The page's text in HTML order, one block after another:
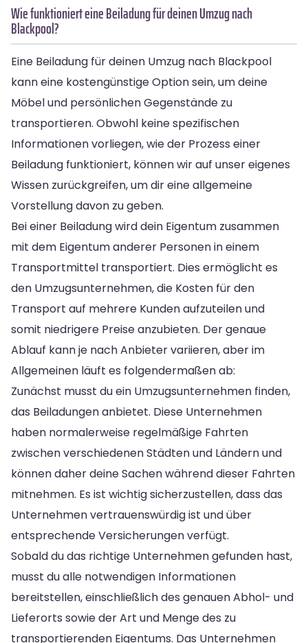
Wie funktioniert eine Beiladung für deinen Umzug nach
Blackpool?
Eine Beiladung für deinen Umzug nach Blackpool
kann eine kostengünstige Option sein, um deine
Möbel und persönlichen Gegenstände zu
transportieren. Obwohl keine spezifischen
Informationen vorliegen, wie der Prozess einer
Beiladung funktioniert, können wir auf unser eigenes
Wissen zurückgreifen, um dir eine allgemeine
Vorstellung davon zu geben.
Bei einer Beiladung wird dein Eigentum zusammen
mit dem Eigentum anderer Personen in einem
Transportmittel transportiert. Dies ermöglicht es
den Umzugsunternehmen, die Kosten für den
Transport auf mehrere Kunden aufzuteilen und
somit niedrigere Preise anzubieten. Der genaue
Ablauf kann je nach Anbieter variieren, aber im
Allgemeinen läuft es folgendermaßen ab:
Zunächst musst du ein Umzugsunternehmen finden,
das Beiladungen anbietet. Diese Unternehmen
haben normalerweise regelmäßige Fahrten
zwischen verschiedenen Städten und Ländern und
können daher deine Sachen während dieser Fahrten
mitnehmen. Es ist wichtig sicherzustellen, dass das
Unternehmen vertrauenswürdig ist und über
entsprechende Versicherungen verfügt.
Sobald du das richtige Unternehmen gefunden hast,
musst du alle notwendigen Informationen
bereitstellen, einschließlich des genauen Abhol- und
Lieferorts sowie der Art und Menge des zu
transportierenden Eigentums. Das Unternehmen